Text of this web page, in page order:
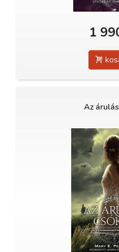
1
Az